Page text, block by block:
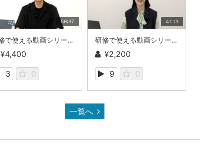
59:37
研修で使える動画シリーズ こどもまんなか保育の考え方・進め方 ―字幕付き
¥4,400
3
0
41:13
研修で使える動画シリーズ 不適切な保育の防止・対応 ―字幕付き
¥2,200
9
0
一覧へ